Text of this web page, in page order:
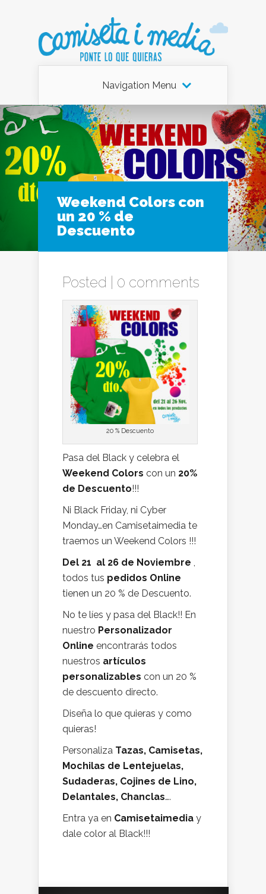
Navigation Menu
Weekend Colors con
un 20 % de
Descuento
Posted | 0 comments
20 % Descuento
Pasa del Black y celebra el
Weekend Colors con un 20%
de Descuento!!!
Ni Black Friday, ni Cyber
Monday…en Camisetaimedia te
traemos un Weekend Colors !!!
Del 21 al 26 de Noviembre
todos tus pedidos Online
tienen un 20 % de Descuento.
No te líes y pasa del Black!! En
nuestro Personalizador
Online encontrarás todos
nuestros artículos
personalizables con un 20 %
de descuento directo.
Diseña lo que quieras y como
quieras!
Personaliza Tazas, Camisetas,
Mochilas de Lentejuelas,
Sudaderas, Cojines de Lino,
Delantales, Chanclas….
Entra ya en Camisetaimedia y
dale color al Black!!!